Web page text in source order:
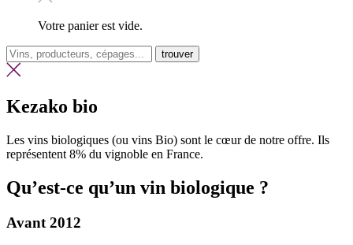
Votre panier est vide.
trouver
Kezako bio
Les vins biologiques (ou vins Bio) sont le cœur de notre offre. Ils
représentent 8% du vignoble en France.
Qu’est-ce qu’un vin biologique ?
Avant 2012